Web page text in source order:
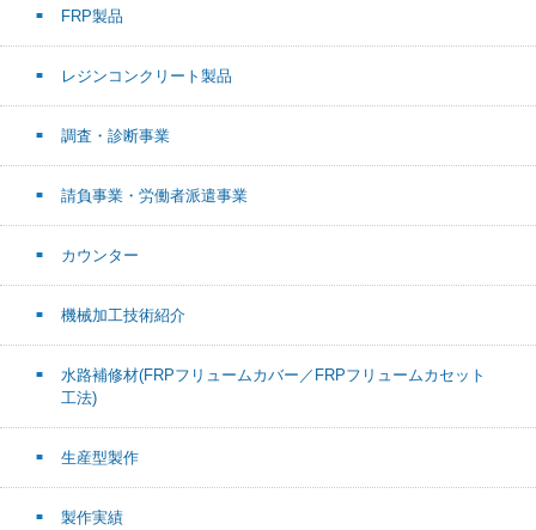
FRP製品
レジンコンクリート製品
調査・診断事業
請負事業・労働者派遣事業
カウンター
機械加工技術紹介
水路補修材(FRPフリュームカバー／FRPフリュームカセット
工法)
生産型製作
製作実績